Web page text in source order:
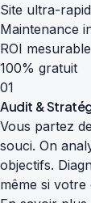
Site ultra-
Maintenance
ROI mesurable
100% gratuit
01
Audit &
Vous partez
souci. On
objectifs.
même si